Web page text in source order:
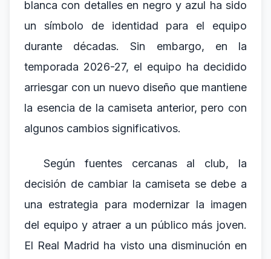
blanca con detalles en negro y azul ha sido
un símbolo de identidad para el equipo
durante décadas. Sin embargo, en la
temporada 2026-27, el equipo ha decidido
arriesgar con un nuevo diseño que mantiene
la esencia de la camiseta anterior, pero con
algunos cambios significativos.
Según fuentes cercanas al club, la
decisión de cambiar la camiseta se debe a
una estrategia para modernizar la imagen
del equipo y atraer a un público más joven.
El Real Madrid ha visto una disminución en